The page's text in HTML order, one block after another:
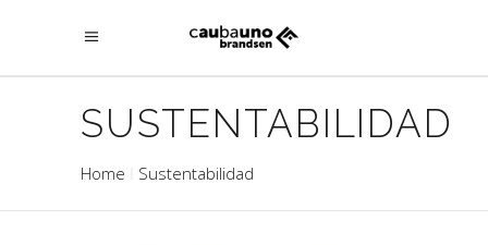
SUSTENTABILIDAD
Home Sustentabilidad